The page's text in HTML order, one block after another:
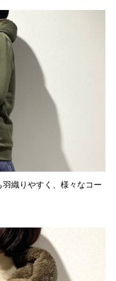
織りやすく、様々なコー